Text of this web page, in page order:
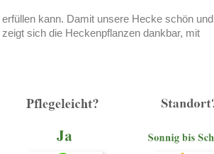
kann. Damit unsere Hecke schön und
sich die Heckenpflanzen dankbar, mit